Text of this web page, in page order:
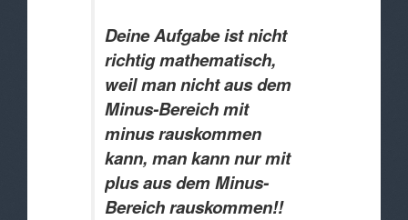
Deine Aufgabe ist nicht
richtig mathematisch,
weil man nicht aus dem
Minus-Bereich mit
minus rauskommen
kann, man kann nur mit
plus aus dem Minus-
Bereich rauskommen!!